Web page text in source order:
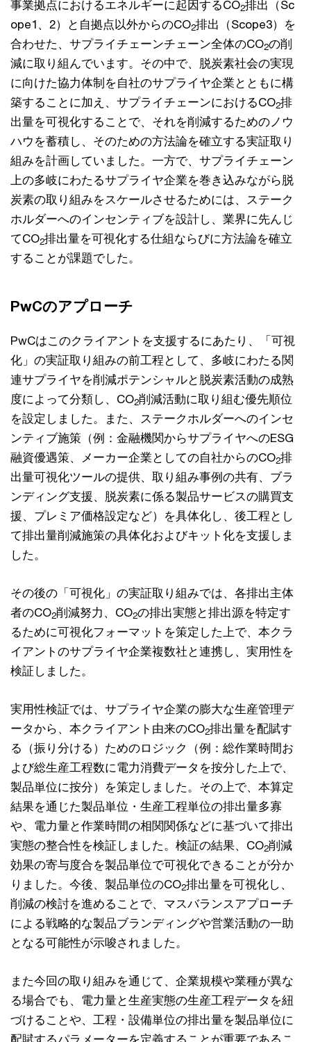
事業拠点におけるエネルギーに起因するCO2排出（Sc
ope1、2）と自拠点以外からのCO2排出（Scope3）を
合わせた、サプライチェーンチェーン全体のCO2の削
減に取り組んでいます。その中で、脱炭素社会の実現
に向けた協力体制を自社のサプライヤ企業とともに構
築することに加え、サプライチェーンにおけるCO2排
出量を可視化することで、それを削減するためのノウ
ハウを蓄積し、そのための方法論を確立する実証取り
組みを計画していました。一方で、サプライチェーン
上の多岐にわたるサプライヤ企業を巻き込みながら脱
炭素の取り組みをスケールさせるためには、ステーク
ホルダーへのインセンティブを設計し、業界に先んじ
てCO2排出量を可視化する仕組ならびに方法論を確立
することが課題でした。
PwCのアプローチ
PwCはこのクライアントを支援するにあたり、「可視
化」の実証取り組みの前工程として、多岐にわたる関
連サプライヤを削減ポテンシャルと脱炭素活動の成熟
度によって分類し、CO2削減活動に取り組む優先順位
を設定しました。また、ステークホルダーへのインセ
ンティブ施策（例：金融機関からサプライヤへのESG
融資優遇策、メーカー企業としての自社からのCO2排
出量可視化ツールの提供、取り組み事例の共有、ブラ
ンディング支援、脱炭素に係る製品サービスの購買支
援、プレミア価格設定など）を具体化し、後工程とし
て排出量削減施策の具体化およびキット化を支援しま
した。
その後の「可視化」の実証取り組みでは、各排出主体
者のCO2削減努力、CO2の排出実態と排出源を特定す
るために可視化フォーマットを策定した上で、本クラ
イアントのサプライヤ企業複数社と連携し、実用性を
検証しました。
実用性検証では、サプライヤ企業の膨大な生産管理デ
ータから、本クライアント由来のCO2排出量を配賦す
る（振り分ける）ためのロジック（例：総作業時間お
よび総生産工程数に電力消費データを按分した上で、
製品単位に按分）を策定しました。その上で、本算定
結果を通じた製品単位・生産工程単位の排出量多寡
や、電力量と作業時間の相関関係などに基づいて排出
実態の整合性を検証しました。検証の結果、CO2削減
効果の寄与度合を製品単位で可視化できることが分か
りました。今後、製品単位のCO2排出量を可視化し、
削減の検討を進めることで、マスバランスアプローチ
による戦略的な製品ブランディングや営業活動の一助
となる可能性が示唆されました。
また今回の取り組みを通じて、企業規模や業種が異な
る場合でも、電力量と生産実態の生産工程データを紐
づけることや、工程・設備単位の排出量を製品単位に